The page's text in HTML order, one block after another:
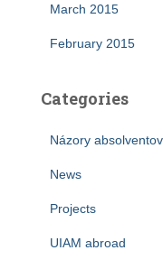
March 2015
February 2015
Categories
Názory
News
Projects
UIAM abroad